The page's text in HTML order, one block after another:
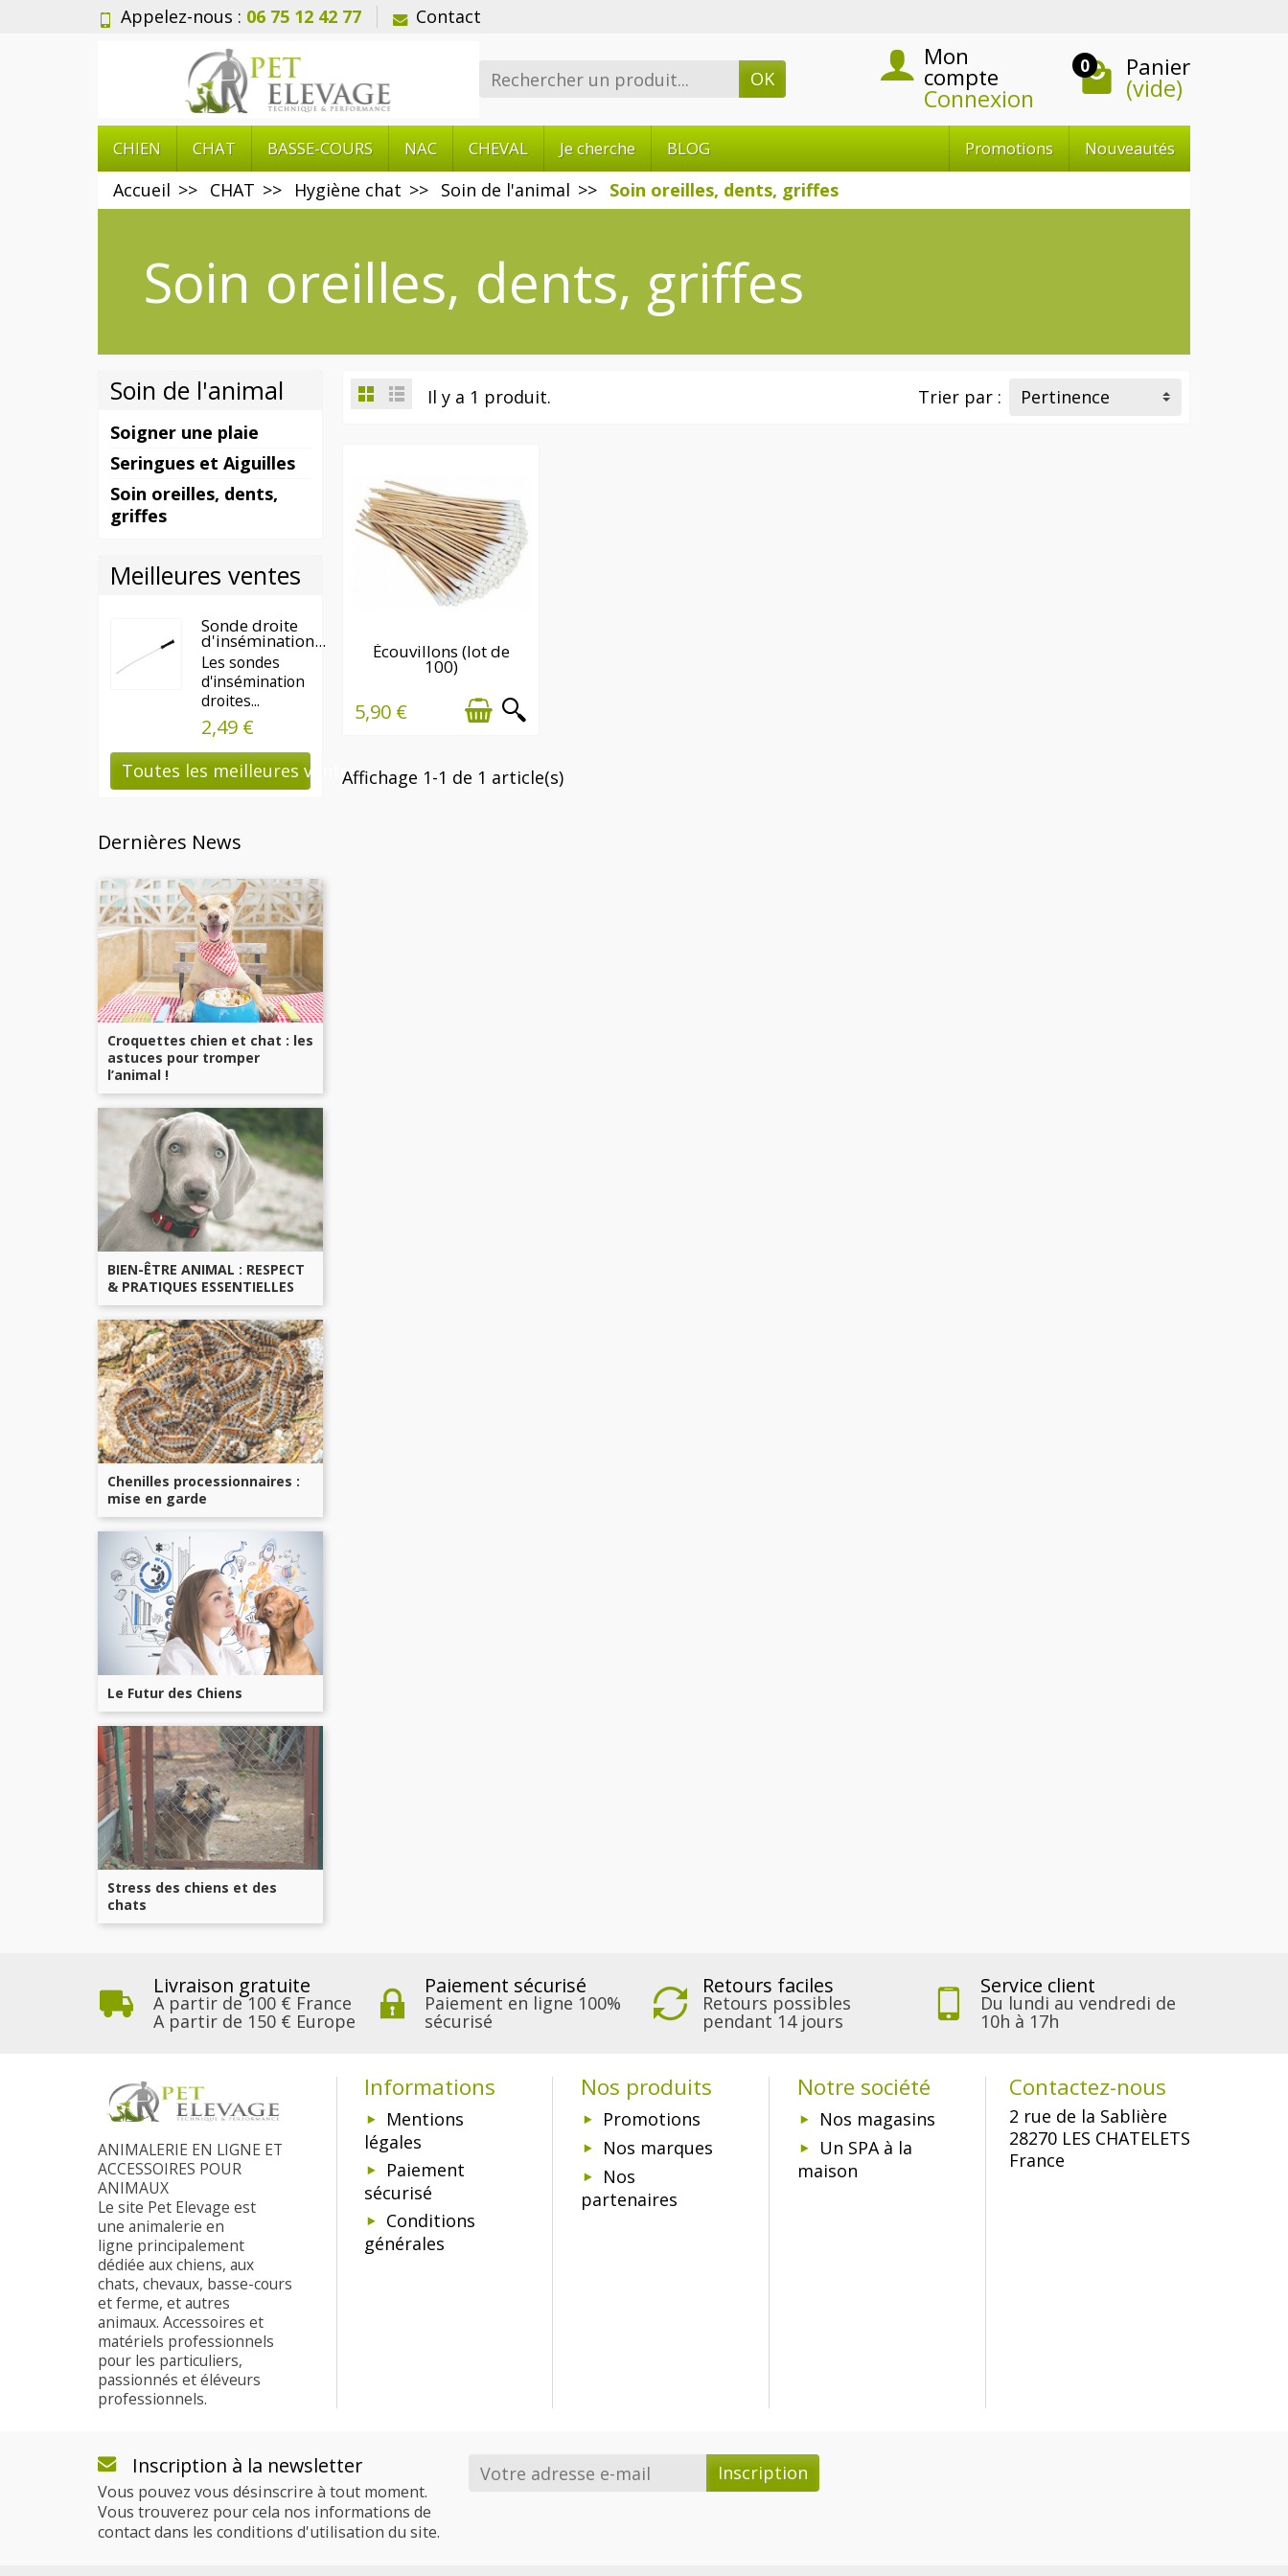
Appelez-nous : 06 75 12 42 77 Contact
OK
Mon
compte
Connexion
0 Panier
(vide)
CHIEN CHAT BASSE-COURS NAC CHEVAL Je cherche BLOG Promotions Nouveautés
Accueil CHAT Hygiène chat Soin de l'animal Soin oreilles, dents, griffes
Soin oreilles, dents, griffes
Soin de l'animal
Soigner une plaie
Seringues et Aiguilles
Soin oreilles, dents,
griffes
Meilleures ventes
Sonde droite
d'insémination...
Les sondes
d'insémination
droites...
2,49 €
Toutes les meilleures ventes
Dernières News
Croquettes chien et chat : les
astuces pour tromper
l’animal !
BIEN-ÊTRE ANIMAL : RESPECT
& PRATIQUES ESSENTIELLES
Chenilles processionnaires :
mise en garde
Le Futur des Chiens
Stress des chiens et des
chats
Il y a 1 produit. Trier par : Pertinence
EN STOCK
Écouvillons (lot de
100)
5,90 €
Affichage 1-1 de 1 article(s)
Livraison gratuite
A partir de 100 € France
A partir de 150 € Europe
Paiement sécurisé
Paiement en ligne 100%
sécurisé
Retours faciles
Retours possibles
pendant 14 jours
Service client
Du lundi au vendredi de
10h à 17h
ANIMALERIE EN LIGNE ET
ACCESSOIRES POUR
ANIMAUX
Le site Pet Elevage est
une animalerie en
ligne principalement
dédiée aux chiens, aux
chats, chevaux, basse-cours
et ferme, et autres
animaux. Accessoires et
matériels professionnels
pour les particuliers,
passionnés et éléveurs
professionnels.
Informations
Mentions
légales
Paiement
sécurisé
Conditions
générales
Nos produits
Promotions
Nos marques
Nos
partenaires
Notre société
Nos magasins
Un SPA à la
maison
Contactez-nous
2 rue de la Sablière
28270 LES CHATELETS
France
Inscription à la newsletter
Vous pouvez vous désinscrire à tout moment.
Vous trouverez pour cela nos informations de
contact dans les conditions d'utilisation du site.